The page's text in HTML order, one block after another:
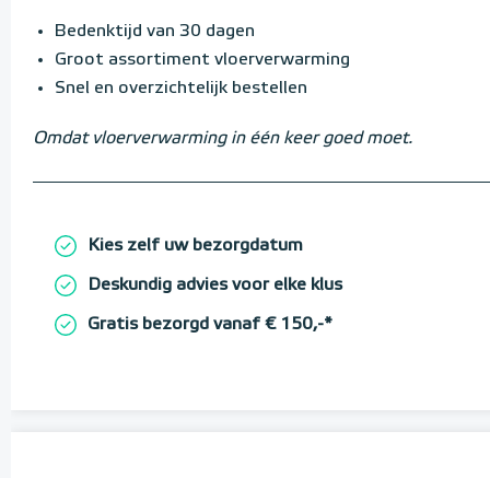
Bedenktijd van 30 dagen
Groot assortiment vloerverwarming
Snel en overzichtelijk bestellen
Omdat vloerverwarming in één keer goed moet.
Kies zelf uw bezorgdatum
Deskundig advies voor elke klus
Gratis bezorgd vanaf € 150,-*